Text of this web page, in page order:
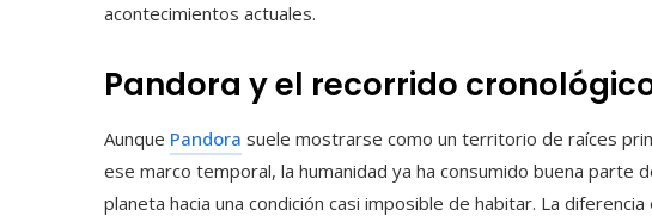
acontecimientos actuales.
Pandora y el recorrido
Aunque Pandora suele mostrarse como un territorio de raíces
ese marco temporal, la humanidad ya ha consumido buena parte
planeta hacia una condición casi imposible de habitar. La